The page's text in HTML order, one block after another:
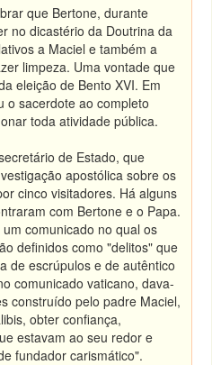
que Bertone, durante
no dicastério da Doutrina da
a Maciel e também a
limpeza. Uma vontade que
eleição de Bento XVI. Em
o sacerdote ao completo
toda atividade pública.
de Estado, que
apostólica sobre os
cinco visitadores. Há alguns
com Bertone e o Papa.
comunicado no qual os
definidos como "delitos" que
de escrúpulos e de autêntico
comunicado vaticano, dava-
construído pelo padre Maciel,
obter confiança,
estavam ao seu redor e
fundador carismático".